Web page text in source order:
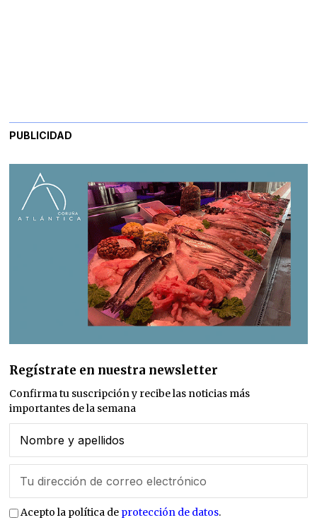
PUBLICIDAD
Regístrate en nuestra newsletter
Confirma tu suscripción y recibe las noticias más
importantes de la semana
Acepto la política de protección de datos.